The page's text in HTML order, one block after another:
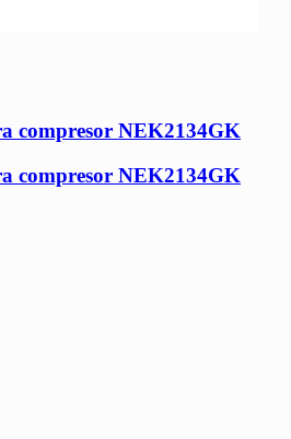
compresor NEK2134GK
compresor NEK2134GK